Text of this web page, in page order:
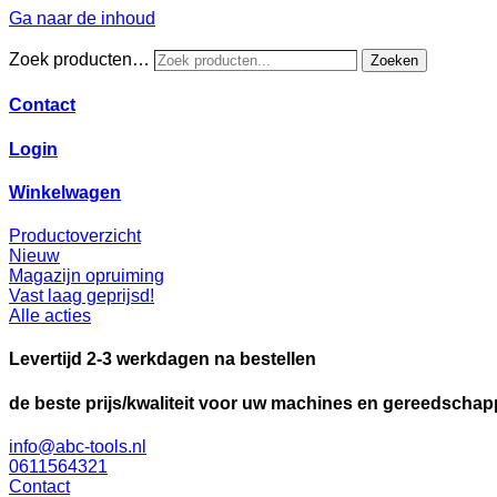
Ga naar de inhoud
Zoek producten… Zoeken
Contact
Login
Winkelwagen
Productoverzicht
Nieuw
Magazijn opruiming
Vast laag geprijsd!
Alle acties
Levertijd 2-3 werkdagen na bestellen
de beste prijs/kwaliteit voor uw machines en
info@abc-tools.nl
0611564321
Contact